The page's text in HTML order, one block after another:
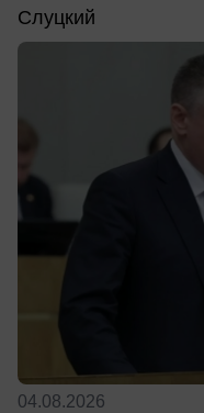
Слуцкий
04.08.2026